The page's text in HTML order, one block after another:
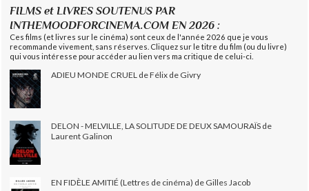
FILMS et LIVRES SOUTENUS PAR
INTHEMOODFORCINEMA.COM EN 2026 :
Ces films (et livres sur le cinéma) sont ceux de l'année 2026 que je vous
recommande vivement, sans réserves. Cliquez sur le titre du film (ou du livre)
qui vous intéresse pour accéder au lien vers ma critique de celui-ci.
ADIEU MONDE CRUEL de Félix de Givry
DELON - MELVILLE, LA SOLITUDE DE DEUX SAMOURAÏS de
Laurent Galinon
EN FIDÈLE AMITIÉ (Lettres de cinéma) de Gilles Jacob